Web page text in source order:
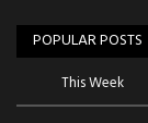
POPULAR POSTS
This Week